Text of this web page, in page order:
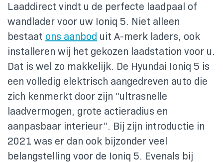
Laaddirect vindt u de perfecte laadpaal of
wandlader voor uw Ioniq 5. Niet alleen
bestaat ons aanbod uit A-merk laders, ook
installeren wij het gekozen laadstation voor u.
Dat is wel zo makkelijk. De Hyundai Ioniq 5 is
een volledig elektrisch aangedreven auto die
zich kenmerkt door zijn “ultrasnelle
laadvermogen, grote actieradius en
aanpasbaar interieur”. Bij zijn introductie in
2021 was er dan ook bijzonder veel
belangstelling voor de Ioniq 5. Evenals bij